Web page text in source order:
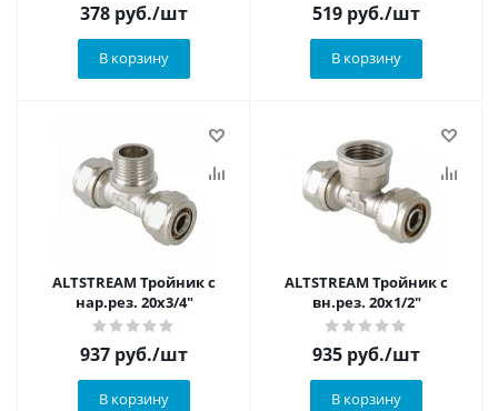
378 руб./шт
В корзину
519 руб./шт
В корзину
ALTSTREAM Тройник с
нар.рез. 20х3/4"
937 руб./шт
В корзину
ALTSTREAM Тройник с
вн.рез. 20х1/2"
935 руб./шт
В корзину